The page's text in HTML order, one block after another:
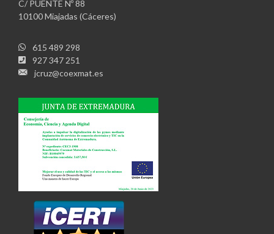
C/ PUENTE Nº 88
10100 Miajadas (Cáceres)
615 489 298
927 347 251
jcruz@coexmat.es